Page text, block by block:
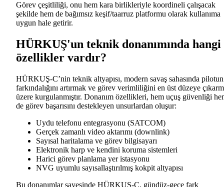
Görev çeşitliliği, onu hem kara birlikleriyle koordineli çalışacak
şekilde hem de bağımsız keşif/taarruz platformu olarak kullanıma
uygun hale getirir.
HÜRKUŞ'un teknik donanımında hangi
özellikler vardır?
HÜRKUŞ-C’nin teknik altyapısı, modern savaş sahasında pilotun
farkındalığını artırmak ve görev verimliliğini en üst düzeye
üzere kurgulanmıştır. Donanım özellikleri, hem uçuş güvenliği
de görev başarısını destekleyen unsurlardan oluşur:
Uydu telefonu entegrasyonu (SATCOM)
Gerçek zamanlı video aktarımı (downlink)
Sayısal haritalama ve görev bilgisayarı
Elektronik harp ve kendini koruma sistemleri
Harici görev planlama yer istasyonu
NVG uyumlu sayısallaştırılmış kokpit altyapısı
Bu donanımlar sayesinde HÜRKUŞ-C, gündüz-gece fark